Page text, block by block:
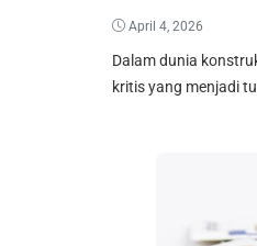
April 4, 2026
Dalam dunia
kritis yang menjadi